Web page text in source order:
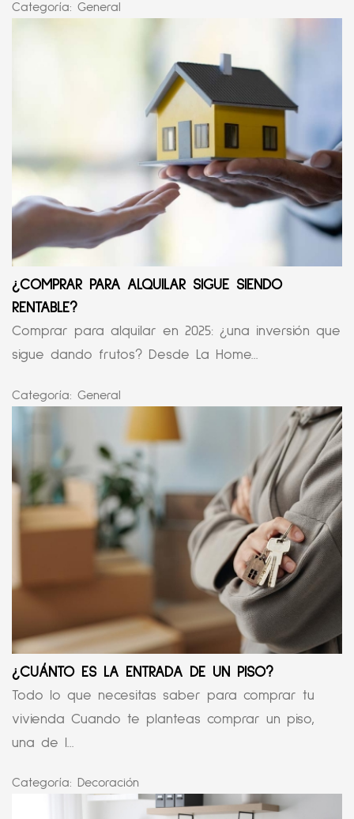
Categoría: General
¿COMPRAR PARA ALQUILAR SIGUE SIENDO
RENTABLE?
Comprar para alquilar en 2025: ¿una inversión que
sigue dando frutos? Desde La Home...
Categoría: General
¿CUÁNTO ES LA ENTRADA DE UN PISO?
Todo lo que necesitas saber para comprar tu
vivienda Cuando te planteas comprar un piso,
una de l...
Categoría: Decoración